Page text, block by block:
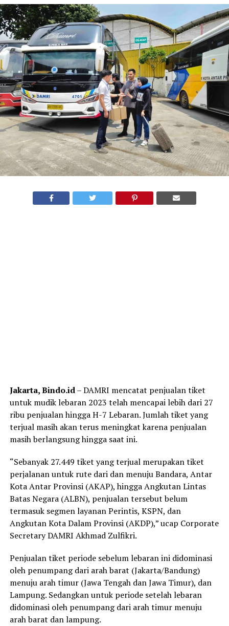
Jakarta, Bindo.id– DAMRI mencatat penjualan tiket
untuk mudik lebaran 2023 telah mencapai lebih dari 27
ribu penjualan hingga H-7 Lebaran. Jumlah tiket yang
terjual masih akan terus meningkat karena penjualan
masih berlangsung hingga saat ini.
“Sebanyak 27.449 tiket yang terjual merupakan tiket
perjalanan untuk rute dari dan menuju Bandara, Antar
Kota Antar Provinsi (AKAP), hingga Angkutan Lintas
Batas Negara (ALBN), penjualan tersebut belum
termasuk segmen layanan Perintis, KSPN, dan
Angkutan Kota Dalam Provinsi (AKDP),” ucap Corporate
Secretary DAMRI Akhmad Zulfikri.
Penjualan tiket periode sebelum lebaran ini didominasi
oleh penumpang dari arah barat (Jakarta/Bandung)
menuju arah timur (Jawa Tengah dan Jawa Timur), dan
Lampung. Sedangkan untuk periode setelah lebaran
didominasi oleh penumpang dari arah timur menuju
arah barat dan lampung.